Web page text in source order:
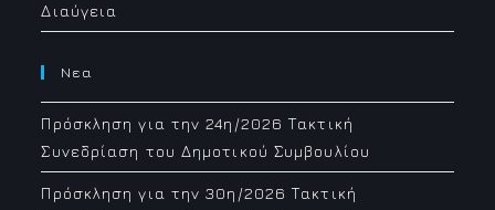
Διαύγεια
Νεα
Πρόσκληση για την 24η/2026 Τακτική
Συνεδρίαση του Δημοτικού Συμβουλίου
Πρόσκληση για την 30η/2026 Τακτική